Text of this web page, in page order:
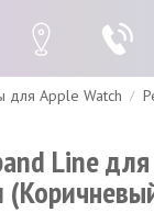
Скидки
для Apple Watch
Line для